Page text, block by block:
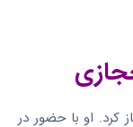
کرد. او با حضور در